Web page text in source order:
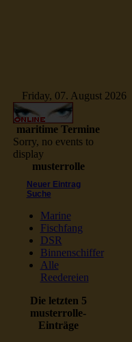
Friday, 07. August 2026
maritime Termine
Sorry, no events to
display
musterrolle
Neuer Eintrag
Suche
Marine
Fischfang
DSR
Binnenschiffer
Alle
Reedereien
Die letzten 5
musterrolle-
Einträge